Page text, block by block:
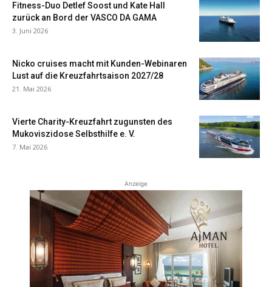
Fitness-Duo Detlef Soost und Kate Hall
zurück an Bord der VASCO DA GAMA
3. Juni 2026
Nicko cruises macht mit Kunden-Webinaren
Lust auf die Kreuzfahrtsaison 2027/28
21. Mai 2026
Vierte Charity-Kreuzfahrt zugunsten des
Mukoviszidose Selbsthilfe e. V.
7. Mai 2026
Anzeige